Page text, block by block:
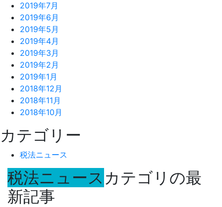
2019年7月
2019年6月
2019年5月
2019年4月
2019年3月
2019年2月
2019年1月
2018年12月
2018年11月
2018年10月
カテゴリー
税法ニュース
税法ニュース カテゴリの最
新記事